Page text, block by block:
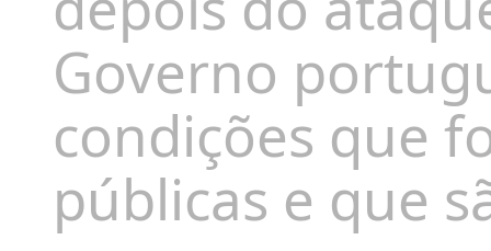
Governo
condições que
públicas e que